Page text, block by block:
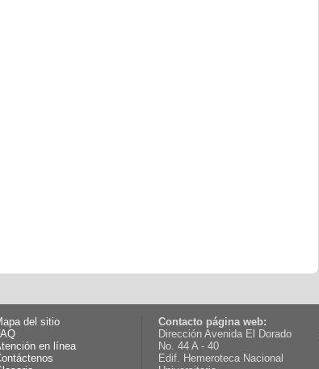
del sitio
en línea
Contacto página web:
Dirección Avenida El Dorado
No. 44 A - 40
Edif. Hemeroteca Nacional